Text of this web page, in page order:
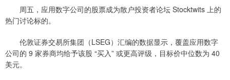
周五，应用数字公司的股票成为散户投资者论坛 Stocktwits 上的
热门讨论标的。
伦敦证券交易所集团（LSEG）汇编的数据显示，覆盖应用数字
公司的 9 家券商均给予该股 “买入” 或更高评级，目标价中位数为 40
美元。